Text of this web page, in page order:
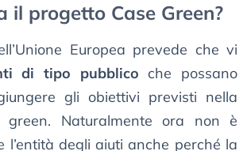
il progetto Case Green?
Europea prevede che vi
di tipo pubblico che possano
gli obiettivi previsti nella
green. Naturalmente ora non è
l’entità degli aiuti anche perché la